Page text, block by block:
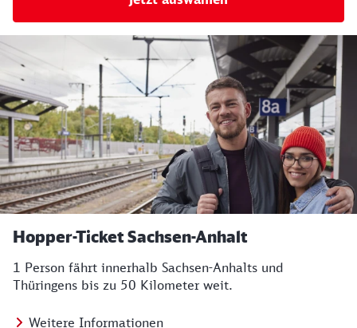
Hopper-Ticket Sachsen-Anhalt
1 Person fährt innerhalb Sachsen-Anhalts und
Thüringens bis zu 50 Kilometer weit.
Weitere Informationen